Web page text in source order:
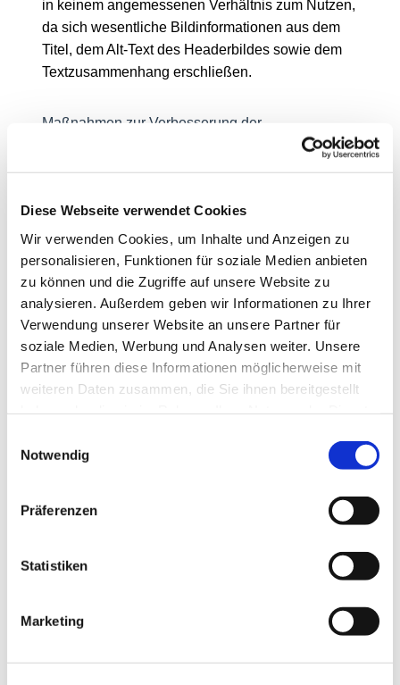
Diese Webseite verwendet Cookies
Wir verwenden Cookies, um Inhalte und Anzeigen zu
personalisieren, Funktionen für soziale Medien anbieten
zu können und die Zugriffe auf unsere Website zu
analysieren. Außerdem geben wir Informationen zu Ihrer
Verwendung unserer Website an unsere Partner für
soziale Medien, Werbung und Analysen weiter. Unsere
Partner führen diese Informationen möglicherweise mit
weiteren Daten zusammen, die Sie ihnen bereitgestellt
Notwendig
Präferenzen
Statistiken
Marketing
in keinem angemessenen Verhältnis zum Nutzen,
da sich wesentliche Bildinformationen aus dem
Titel, dem Alt-Text des Headerbildes sowie dem
Textzusammenhang erschließen.
Maßnahmen zur Verbesserung der
Wir überprüfen unsere Inhalte regelmäßig und
Website weiter zu verbessern. Zukünftig sollen
alle neuen Inhalte möglichst barrierefrei gestaltet
werden.
Geplante Maßnahmen umfassen:
Ergänzung von Alternativtexten für Bilder
Überarbeitung bestehender PDF-
Dokumente
Verbesserung der Bedienbarkeit über
Tastatur und Bildschirmlesegeräte
Rückmeldung.
Körperschaft des Öffentlichen Rechts
Presbyteriums: